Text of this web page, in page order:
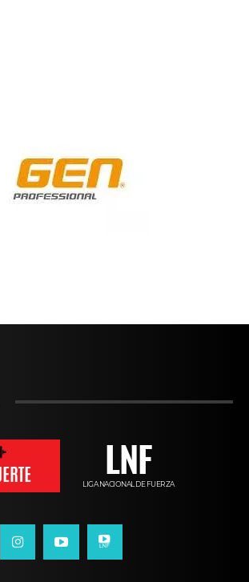
LNF
LIGA NACIONAL DE FUERZA